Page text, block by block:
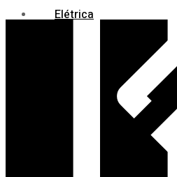
Elétrica